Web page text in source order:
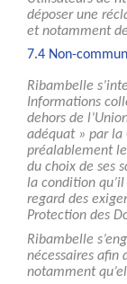
déposer une
et notamment
7.4 Non-
Ribambelle
Informations
dehors de
adéquat » par la
préalablement
du choix de ses
la condition
regard des
Protection des
Ribambelle
nécessaires afin
notamment